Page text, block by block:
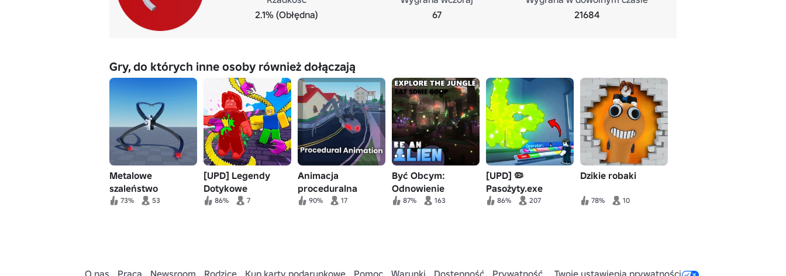
2.1% (Obłędna)
67
21684
Gry, do których inne osoby również dołączają
Metalowe
szaleństwo
73% 53
[UPD] Legendy
Dotykowe
86% 7
Animacja
proceduralna
robota jaszczurka
90% 17
Być Obcym:
Odnowienie
87% 163
[UPD] 🦠
Pasożyty.exe
86% 207
Dzikie robaki
78% 10
O nas Praca Newsroom Rodzice Kup karty podarunkowe Pomoc Warunki Dostępność Prywatność Twoje ustawienia prywatności